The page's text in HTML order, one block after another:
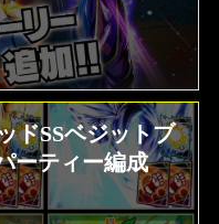
ーティー編成